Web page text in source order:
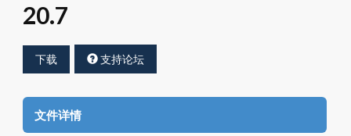
20.7
下载 支持论坛
文件详情